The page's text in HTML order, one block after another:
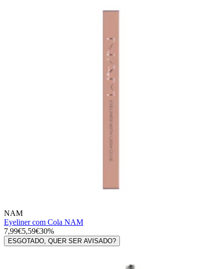
NAM
Eyeliner com Cola NAM
7,99€5,59€30%
ESGOTADO, QUER SER AVISADO?